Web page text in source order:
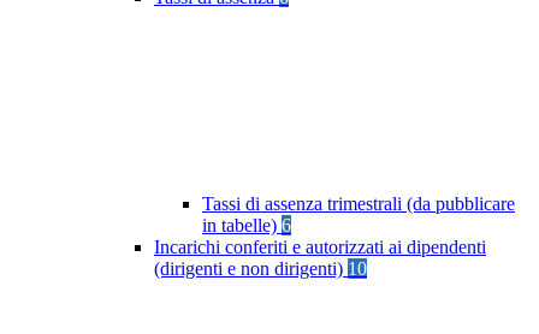
Tassi di assenza trimestrali (da pubblicare
in tabelle) 6
Incarichi conferiti e autorizzati ai dipendenti
(dirigenti e non dirigenti) 10